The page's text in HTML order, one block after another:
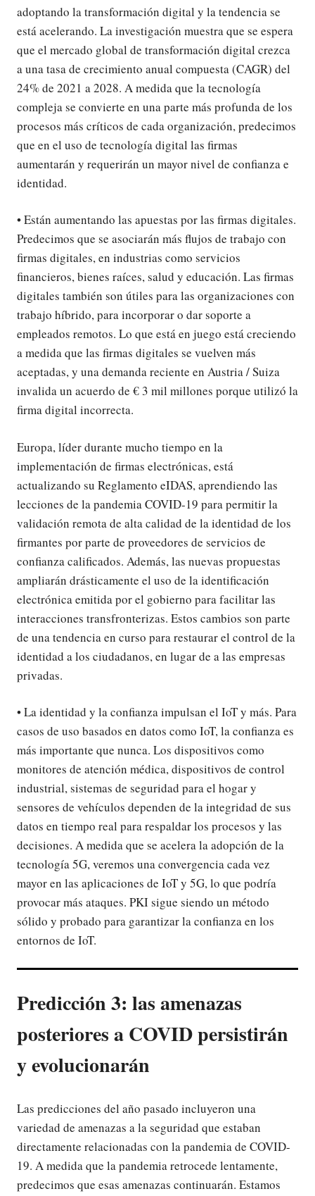
adoptando la transformación digital y la tendencia se
está acelerando. La investigación muestra que se espera
que el mercado global de transformación digital crezca
a una tasa de crecimiento anual compuesta (CAGR) del
24% de 2021 a 2028. A medida que la tecnología
compleja se convierte en una parte más profunda de los
procesos más críticos de cada organización, predecimos
que en el uso de tecnología digital las firmas
aumentarán y requerirán un mayor nivel de confianza e
identidad.
• Están aumentando las apuestas por las firmas digitales.
Predecimos que se asociarán más flujos de trabajo con
firmas digitales, en industrias como servicios
financieros, bienes raíces, salud y educación. Las firmas
digitales también son útiles para las organizaciones con
trabajo híbrido, para incorporar o dar soporte a
empleados remotos. Lo que está en juego está creciendo
a medida que las firmas digitales se vuelven más
aceptadas, y una demanda reciente en Austria / Suiza
invalida un acuerdo de € 3 mil millones porque utilizó la
firma digital incorrecta.
Europa, líder durante mucho tiempo en la
implementación de firmas electrónicas, está
actualizando su Reglamento eIDAS, aprendiendo las
lecciones de la pandemia COVID-19 para permitir la
validación remota de alta calidad de la identidad de los
firmantes por parte de proveedores de servicios de
confianza calificados. Además, las nuevas propuestas
ampliarán drásticamente el uso de la identificación
electrónica emitida por el gobierno para facilitar las
interacciones transfronterizas. Estos cambios son parte
de una tendencia en curso para restaurar el control de la
identidad a los ciudadanos, en lugar de a las empresas
privadas.
• La identidad y la confianza impulsan el IoT y más. Para
casos de uso basados en datos como IoT, la confianza es
más importante que nunca. Los dispositivos como
monitores de atención médica, dispositivos de control
industrial, sistemas de seguridad para el hogar y
sensores de vehículos dependen de la integridad de sus
datos en tiempo real para respaldar los procesos y las
decisiones. A medida que se acelera la adopción de la
tecnología 5G, veremos una convergencia cada vez
mayor en las aplicaciones de IoT y 5G, lo que podría
provocar más ataques. PKI sigue siendo un método
sólido y probado para garantizar la confianza en los
entornos de IoT.
Predicción 3: las amenazas
posteriores a COVID persistirán
y evolucionarán
Las predicciones del año pasado incluyeron una
variedad de amenazas a la seguridad que estaban
directamente relacionadas con la pandemia de COVID-
19. A medida que la pandemia retrocede lentamente,
predecimos que esas amenazas continuarán. Estamos